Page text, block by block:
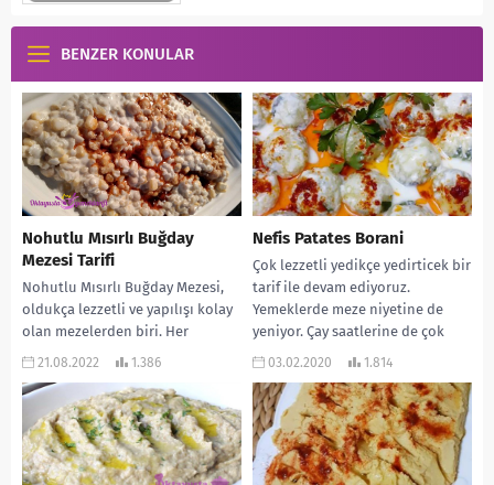
BENZER KONULAR
Nohutlu Mısırlı Buğday
Mezesi Tarifi
Nohutlu Mısırlı Buğday Mezesi,
oldukça lezzetli ve yapılışı kolay
olan mezelerden biri. Her
yemeğin yanına da yakışıyor.
21.08.2022 1.386
Nefis Patates Borani
Çok lezzetli yedikçe yedirticek bir
tarif ile devam ediyoruz.
Yemeklerde meze niyetine de
yeniyor. Çay saatlerine de çok
yakışıyor. Özellikle...
03.02.2020 1.814